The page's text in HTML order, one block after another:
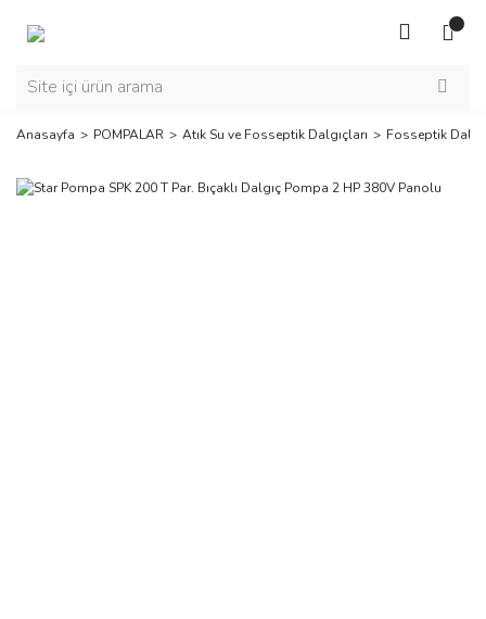
Anasayfa POMPALAR Atık Su ve Fosseptik Dalgıçları Fosseptik